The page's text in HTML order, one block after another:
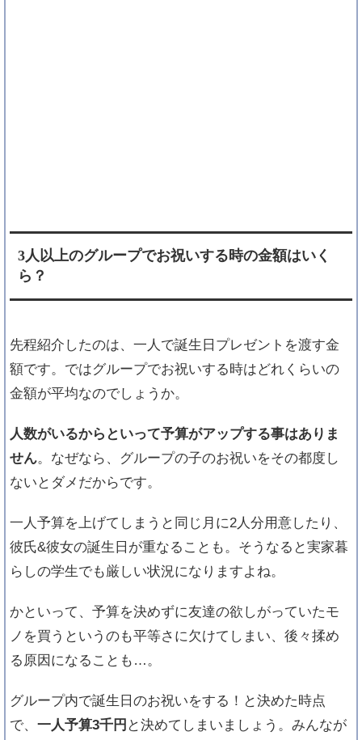
3人以上のグループでお祝いする時の金額はいく
ら？
先程紹介したのは、一人で誕生日プレゼントを渡す金
額です。ではグループでお祝いする時はどれくらいの
金額が平均なのでしょうか。
人数がいるからといって予算がアップする事はありま
せん。なぜなら、グループの子のお祝いをその都度し
ないとダメだからです。
一人予算を上げてしまうと同じ月に2人分用意したり、
彼氏&彼女の誕生日が重なることも。そうなると実家暮
らしの学生でも厳しい状況になりますよね。
かといって、予算を決めずに友達の欲しがっていたモ
ノを買うというのも平等さに欠けてしまい、後々揉め
る原因になることも…。
グループ内で誕生日のお祝いをする！と決めた時点
で、一人予算3千円 と決めてしまいましょう。みんなが